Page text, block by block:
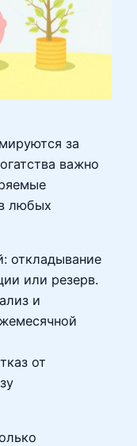
за
важно
любых
откладывание
или резерв.
и
от